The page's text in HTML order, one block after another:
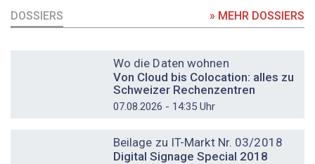
DOSSIERS » MEHR DOSSIERS
Wo die Daten wohnen
Von Cloud bis Colocation: alles zu
Schweizer Rechenzentren
07.08.2026 - 14:35 Uhr
Beilage zu IT-Markt Nr. 03/2018
Digital Signage Special 2018